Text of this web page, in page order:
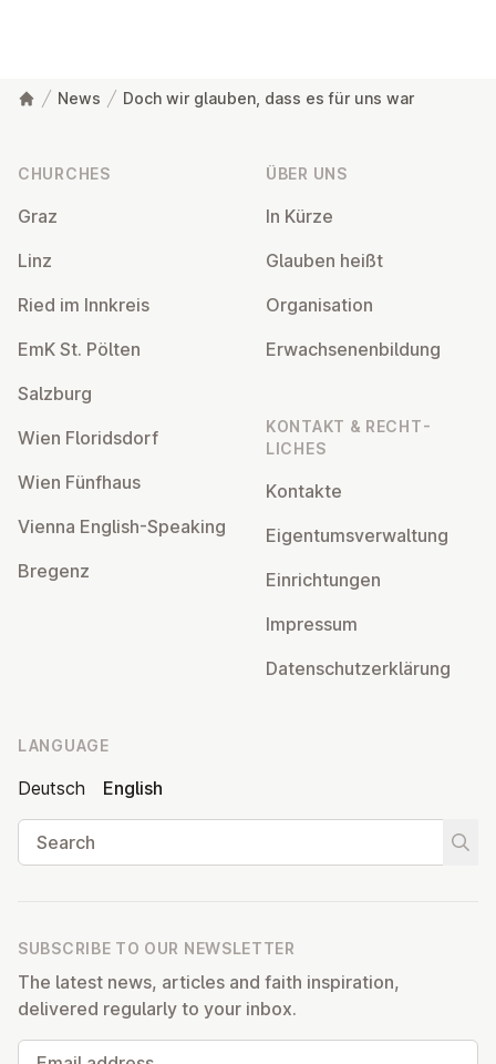
News Doch wir glauben, dass es für uns war
CHURCHES
Graz
Linz
Ried im Innkreis
EmK St. Pölten
Salzburg
Wien Flor­idsdorf
Wien Fünfhaus
Vienna English-Speaking
Bregenz
ÜBER UNS
In Kürze
Glauben heißt
Or­gan­isa­tion
Er­wach­sen­en­bildung
KONTAKT & RECHT­
LICHES
Kontakte
Ei­gentums­ver­wal­tung
Ein­rich­tun­gen
Impressum
Datens­chutzerklärung
LANGUAGE
Deutsch
English
Search
SUBSCRIBE TO OUR NEWSLETTER
The latest news, articles and faith inspiration,
delivered regularly to your inbox.
Email address